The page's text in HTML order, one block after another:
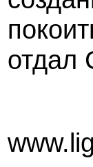
отдал